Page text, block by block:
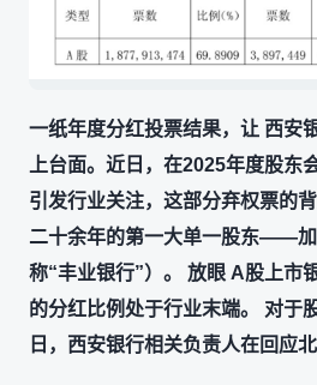
一纸年度分红投票结果，让 西安
上台面。近日，在2025年度股东
引发行业关注，这部分弃权票的
二十余年的第一大单一股东——
称“丰业银行”）。 放眼 A股上市
的分红比例处于行业末端。 对于
日，西安银行相关负责人在回应